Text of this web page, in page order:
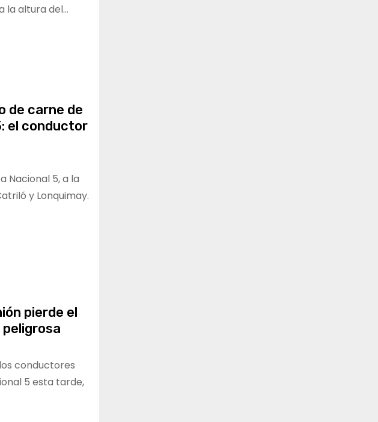
la altura del…
de carne de
el conductor
Nacional 5, a la
y Lonquimay.
pierde el
conductores
5 esta tarde,